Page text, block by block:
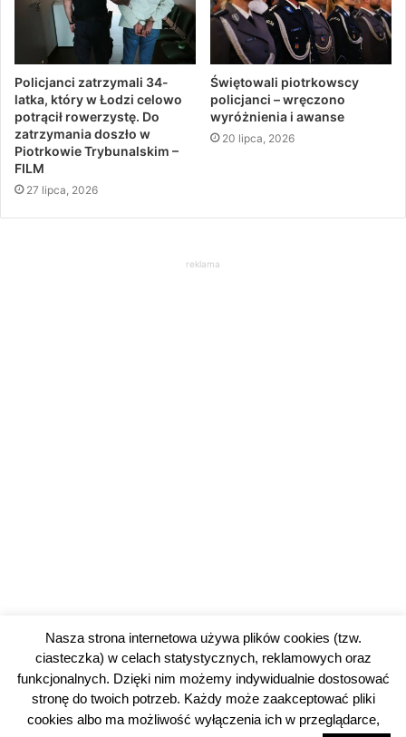
Policjanci zatrzymali 34-
latka, który w Łodzi celowo
potrącił rowerzystę. Do
zatrzymania doszło w
Piotrkowie Trybunalskim –
FILM
27 lipca, 2026
Świętowali piotrkowscy
policjanci – wręczono
wyróżnienia i awanse
20 lipca, 2026
reklama
Nasza strona internetowa używa plików cookies (tzw.
ciasteczka) w celach statystycznych, reklamowych oraz
funkcjonalnych. Dzięki nim możemy indywidualnie dostosować
stronę do twoich potrzeb. Każdy może zaakceptować pliki
cookies albo ma możliwość wyłączenia ich w przeglądarce,